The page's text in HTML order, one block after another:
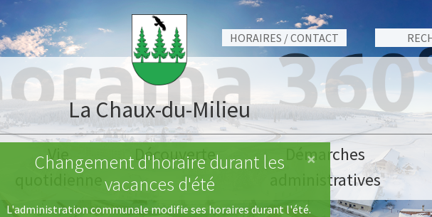
HORAIRES / CONTACT
La Chaux-du-Milieu
Vie
quotidienne
Découverte
Démarches
administratives
Changement d'horaire durant les
vacances d'été
L'administration communale modifie ses horaires durant l'été.
×